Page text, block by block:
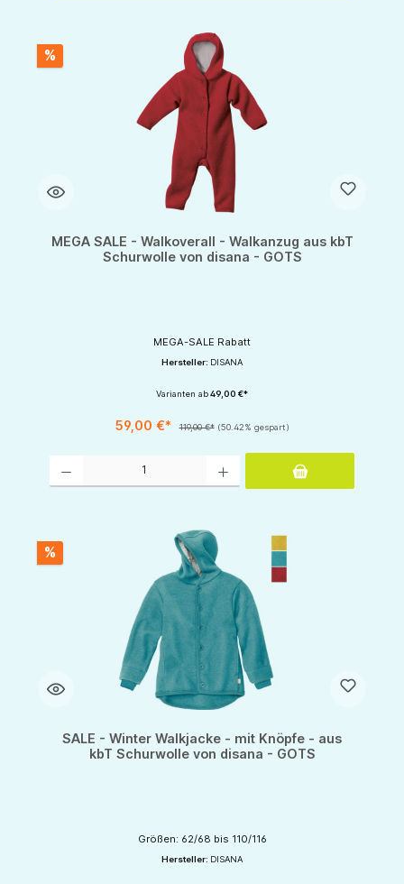
%
MEGA SALE - Walkoverall - Walkanzug aus kbT
Schurwolle von disana - GOTS
MEGA-SALE Rabatt
Hersteller: DISANA
Varianten ab49,00 €*
59,00 €* 119,00 €* (50.42% gespart)
%
SALE - Winter Walkjacke - mit Knöpfe - aus
kbT Schurwolle von disana - GOTS
Größen: 62/68 bis 110/116
Hersteller: DISANA